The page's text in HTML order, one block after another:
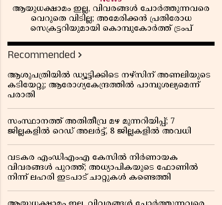
ആയുധക്ഷാമം ഇല്ല, വിവരങ്ങൾ ചോർത്തുന്നവരെ
വെറുതെ വിടില്ല; അമേരിക്കൻ പ്രതിരോധ
സെക്രട്ടറിയുമായി കൊമ്പുകോർത്ത് ട്രംപ്
Recommended
ആശുപത്രിയിൽ ഡ്യൂട്ടിക്കിടെ നഴ്സിന് അണലിയുടെ
കടിയേറ്റു; ആരോഗ്യകേന്ദ്രത്തിൽ പാമ്പുശല്യമെന്ന്
പരാതി
സംസ്ഥാനത്ത് അതിതീവ്ര മഴ മുന്നറിയിപ്പ്; 7
ജില്ലകളിൽ റെഡ് അലർട്ട്, 8 ജില്ലകളിൽ അവധി
വടകര എംഡിഎംഎ കേസിൽ നിർണായക
വിവരങ്ങൾ പുറത്ത്; അധ്യാപികയുടെ ഫോണിൽ
നിന്ന് ലഹരി ഇടപാട് ചാറ്റുകൾ കണ്ടെത്തി